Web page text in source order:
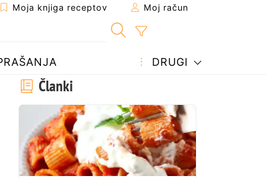
Moja knjiga receptov Moj račun
DRUGI
Članki